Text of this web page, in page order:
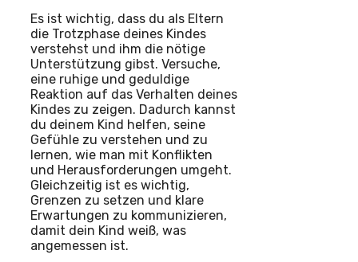
Es ist wichtig, dass du als Eltern
die Trotzphase deines Kindes
verstehst und ihm die nötige
Unterstützung gibst. Versuche,
eine ruhige und geduldige
Reaktion auf das Verhalten deines
Kindes zu zeigen. Dadurch kannst
du deinem Kind helfen, seine
Gefühle zu verstehen und zu
lernen, wie man mit Konflikten
und Herausforderungen umgeht.
Gleichzeitig ist es wichtig,
Grenzen zu setzen und klare
Erwartungen zu kommunizieren,
damit dein Kind weiß, was
angemessen ist.